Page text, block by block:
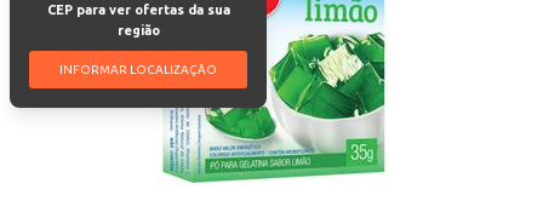
CEP para ver ofertas da sua
região
INFORMAR LOCALIZAÇÃO